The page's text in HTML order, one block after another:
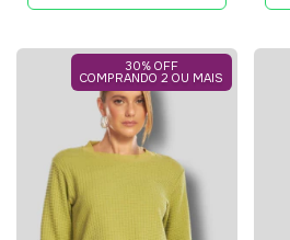
30% OFF
COMPRANDO 2 OU MAIS